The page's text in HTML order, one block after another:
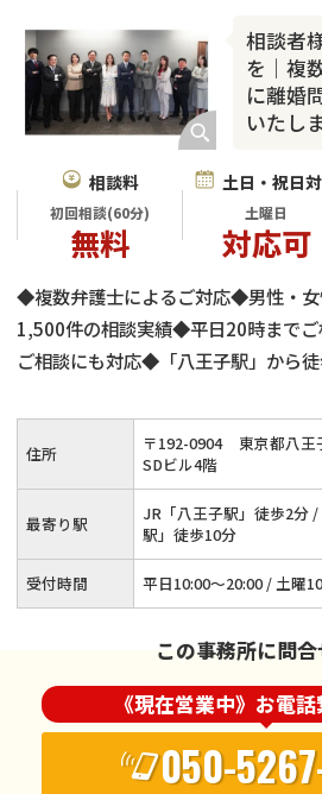
相談者
を｜複
に離婚
いたし
相談料
初回相談(60分)
無料
土日・祝日
土曜日
対応可
◆複数弁護士によるご対応◆男性・
1,500件の相談実績◆平日20時まで
ご相談にも対応◆「八王子駅」から
無料◆弁護士費用の分割払いにもご
慰謝料請求をサポート◆代理交渉も
住所 〒192-0904
東京都八王
SDビル4階
最寄り駅
JR「八王子駅」徒歩2分
駅」徒歩10分
受付時間 平日10:00～20:00 / 土曜
この事務所に問
《現在営業中》お電
050-